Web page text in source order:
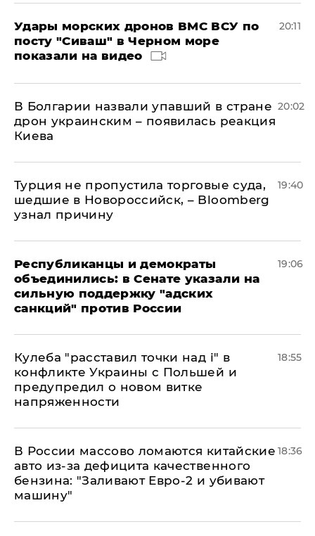
Удары морских дронов ВМС ВСУ по
посту "Сиваш" в Черном море
показали на видео
20:11
В Болгарии назвали упавший в стране
дрон украинским – появилась реакция
Киева
20:02
Турция не пропустила торговые суда,
шедшие в Новороссийск, – Bloomberg
узнал причину
19:40
Республиканцы и демократы
объединились: в Сенате указали на
сильную поддержку "адских
санкций" против России
19:06
Кулеба "расставил точки над і" в
конфликте Украины с Польшей и
предупредил о новом витке
напряженности
18:55
В России массово ломаются китайские
авто из-за дефицита качественного
бензина: "Заливают Евро-2 и убивают
машину"
18:36